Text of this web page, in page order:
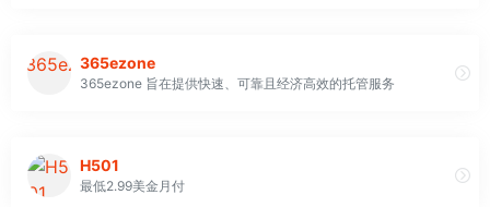
365ezone
365ezone 旨在提供快速、可靠且经济高效的托管服务
H501
最低2.99美金月付